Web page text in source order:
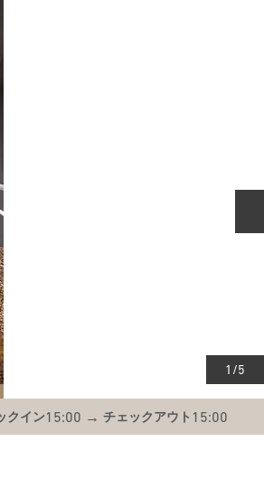
1 /5
クイン15:00 → チェックアウト 15:00